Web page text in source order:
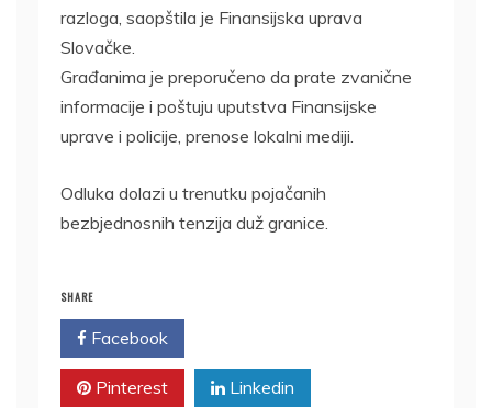
razloga, saopštila je Finansijska uprava
Slovačke.
Građanima je preporučeno da prate zvanične
informacije i poštuju uputstva Finansijske
uprave i policije, prenose lokalni mediji.
Odluka dolazi u trenutku pojačanih
bezbjednosnih tenzija duž granice.
SHARE
Facebook
Pinterest Linkedin